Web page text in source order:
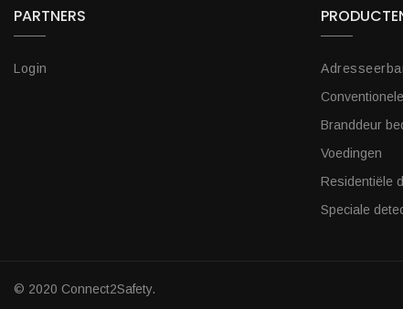
PARTNERS
Login
Branddeur
Voedingen
Residentiële
Speciale
© 2020 Connect2Safety.